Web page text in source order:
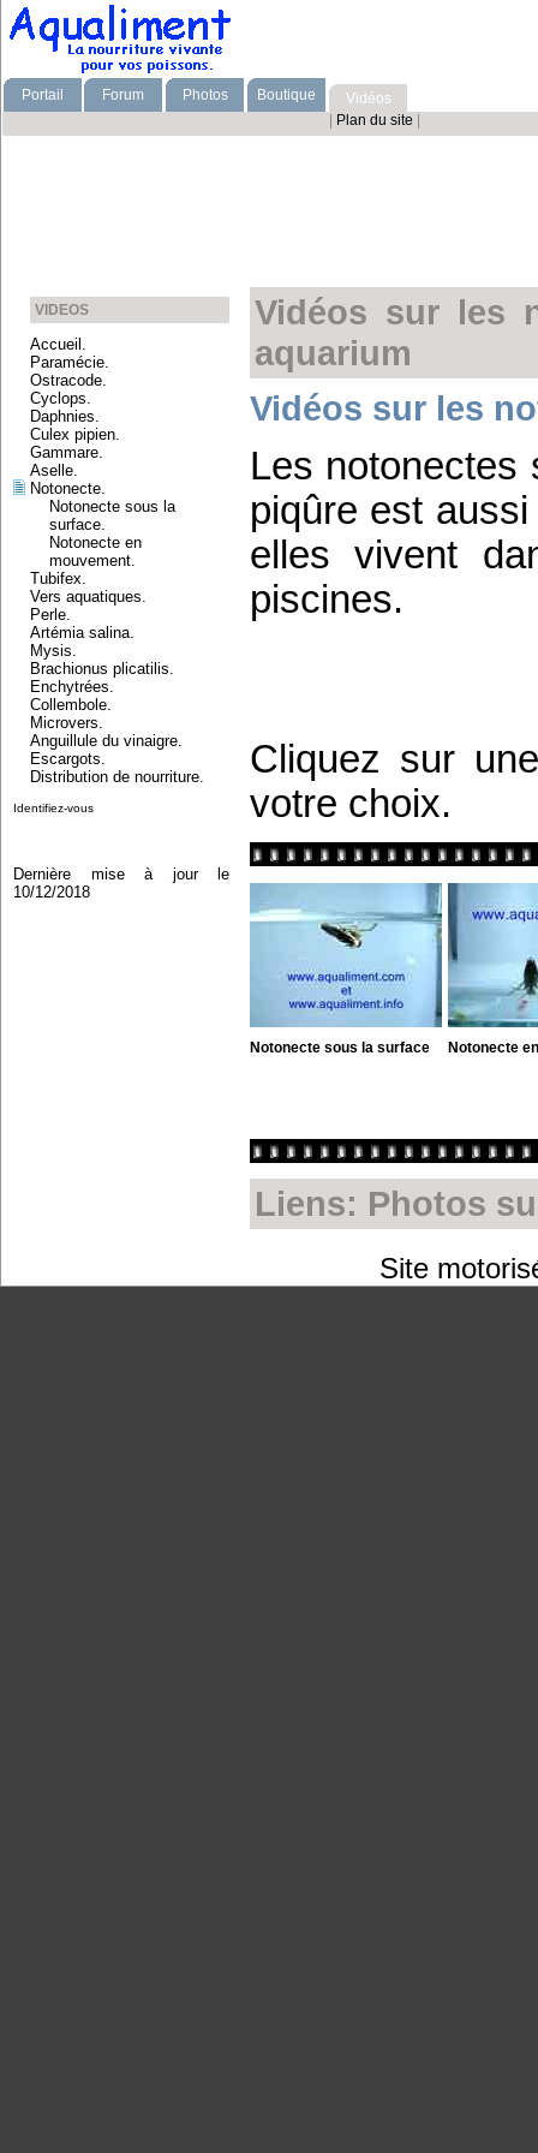
Portail Forum Photos Boutique
Vidéos
Plan du site
VIDEOS
Accueil.
Paramécie.
Ostracode.
Cyclops.
Daphnies.
Culex pipien.
Gammare.
Aselle.
Notonecte.
Notonecte sous la
surface.
Notonecte en
mouvement.
Tubifex.
Vers aquatiques.
Perle.
Artémia salina.
Mysis.
Brachionus plicatilis.
Enchytrées.
Collembole.
Microvers.
Anguillule du vinaigre.
Escargots.
Distribution de nourriture.
Identifiez-vous
Dernière mise à jour le
10/12/2018
Vidéos sur les
aquarium
Vidéos sur les
Les notonectes
piqûre est
elles vivent
piscines.
Cliquez sur
votre choix.
Notonecte sous la surface Notonecte
Liens: Photos
Site